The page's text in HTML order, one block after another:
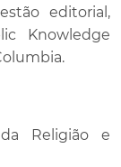
editorial,
Knowledge
Religião e